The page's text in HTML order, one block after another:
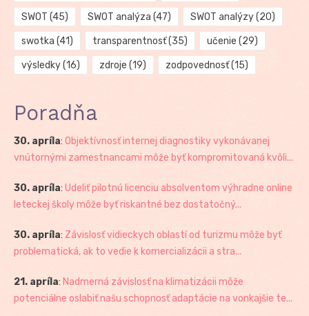
SWOT (45) SWOT analýza (47) SWOT analýzy(20)
swotka (41) transparentnosť(35) učenie (29)
výsledky(16) zdroje (19) zodpovednosť(15)
Poradňa
30. apríla: Objektívnosť internej diagnostiky vykonávanej
vnútornými zamestnancami môže byť kompromitovaná kvôli...
30. apríla: Udeliť pilotnú licenciu absolventom výhradne online
leteckej školy môže byť riskantné bez dostatočný...
30. apríla: Závislosť vidieckych oblastí od turizmu môže byť
problematická, ak to vedie k komercializácii a stra...
21. apríla: Nadmerná závislosť na klimatizácii môže
potenciálne oslabiť našu schopnosť adaptácie na vonkajšie te...